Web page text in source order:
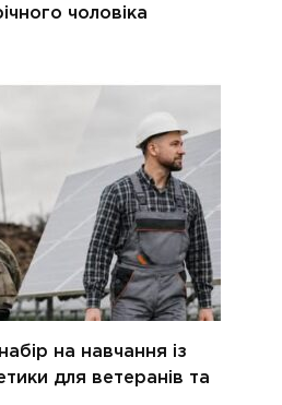
чоловіка
на навчання із
для ветеранів та